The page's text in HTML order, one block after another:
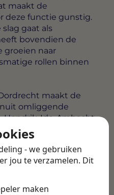
- we gebruiken
jou te verzamelen. Dit
maken
maakt de
deze functie gunstig.
gaat als
bovendien de
groeien naar
rollen binnen
maakt de
omliggende
Hendrik-Ido-Ambacht
met het openbaar
is een
in een regio die volop